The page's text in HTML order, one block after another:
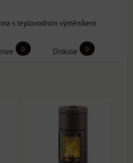
s teplovodním výměníkem
0 Diskuse 0